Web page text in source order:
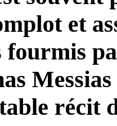
et
fourmis
récit